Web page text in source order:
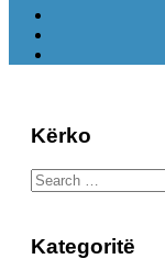
Kërko
Search
for:
Kategoritë